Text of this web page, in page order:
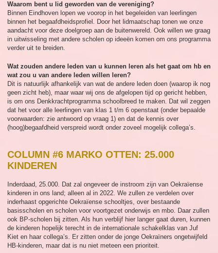
Waarom bent u lid geworden van de vereniging?
Binnen Eindhoven lopen we voorop in het begeleiden van leerlingen
binnen het begaafdheidsprofiel. Door het lidmaatschap tonen we onze
aandacht voor deze doelgroep aan de buitenwereld. Ook willen we graag
in uitwisseling met andere scholen op ideeën komen om ons programma
verder uit te breiden.
Wat zouden andere leden van u kunnen leren als het gaat om hb en
wat zou u van andere leden willen leren?
Dit is natuurlijk afhankelijk van wat de andere leden doen (waarop ik nog
geen zicht heb), maar waar wij ons de afgelopen tijd op gericht hebben,
is om ons Denkkrachtprogramma schoolbreed te maken. Dat wil zeggen
dat het voor alle leerlingen van klas 1 t/m 6 openstaat (onder bepaalde
voorwaarden: zie antwoord op vraag 1) en dat de kennis over
(hoog)begaafdheid verspreid wordt onder zoveel mogelijk collega’s.
COLUMN #6 MARKO OTTEN: 25.000
KINDEREN
Inderdaad, 25.000. Dat zal ongeveer de instroom zijn van Oekraïense
kinderen in ons land; alleen al in 2022. We zullen ze verdelen over
inderhaast opgerichte Oekraïense schooltjes, over bestaande
basisscholen en scholen voor voortgezet onderwijs en mbo. Daar zullen
ook BP-scholen bij zitten. Als hun verblijf hier langer gaat duren, kunnen
de kinderen hopelijk terecht in de internationale schakelklas van Juf
Kiet en haar collega’s. Er zitten onder de jonge Oekraïners ongetwijfeld
HB-kinderen, maar dat is nu niet meteen een prioriteit.